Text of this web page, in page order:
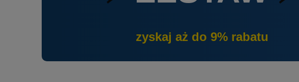
zyskaj aż do 9% rabatu